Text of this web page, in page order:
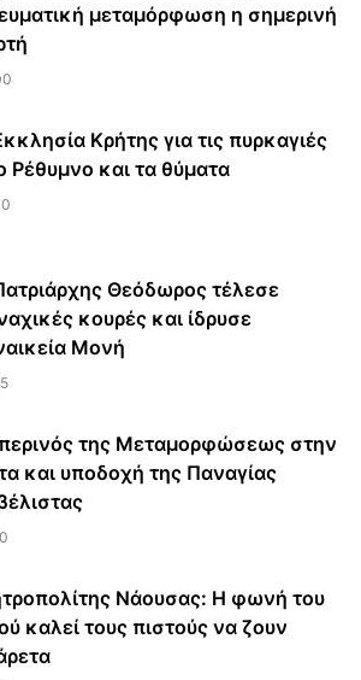
μεταμόρφωση η σημερινή
Κρήτης για τις πυρκαγιές
Ρέθυμνο και τα θύματα
Θεόδωρος τέλεσε
κουρές και ίδρυσε
Μονή
της Μεταμορφώσεως στην
και υποδοχή της Παναγίας
Νάουσας: Η φωνή του
καλεί τους πιστούς να ζουν